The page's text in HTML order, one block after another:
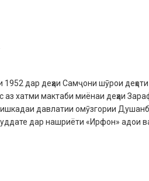
дар деҳаи Самҷони шӯрои деҳоти
аз хатми мактаби миёнаи деҳаи
давлатии омӯзгории
дар нашриёти «Ирфон» адои